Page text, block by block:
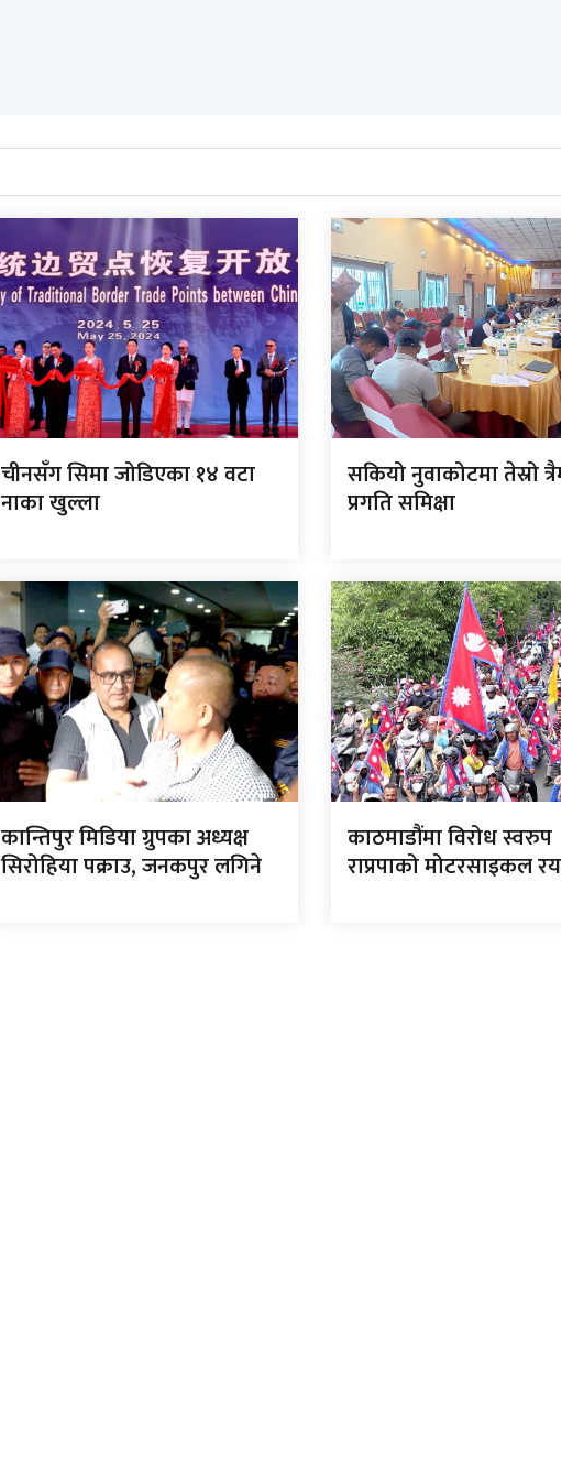
चीनसँग सिमा जोडिएका १४ वटा
नाका खुल्ला
सकियो नुवाकोटमा तेस्रो
प्रगति समिक्षा
कान्तिपुर मिडिया ग्रुपका अध्यक्ष
सिरोहिया पक्राउ, जनकपुर लगिने
काठमाडौंमा विरोध स्वरुप
राप्रपाको मोटरसाइकल